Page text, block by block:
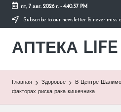
Перейти
содержимому
пт, 7 авг. 2026 г.- 4:40:37 PM
Subscribe to our newsletter & never miss
АПТЕКА LIFE
сайт
здоровом
Главная Здоровье
В Центре
факторах риска рака кишечника